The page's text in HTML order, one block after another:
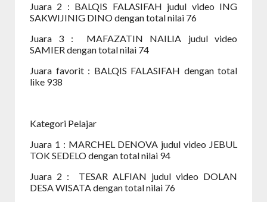
Juara 2 : BALQIS FALASIFAH judul video ING
SAKWIJINIG DINO dengan total nilai 76
Juara 3 :
MAFAZATIN NAILIA judul video
SAMIER dengan total nilai 74
Juara favorit : BALQIS FALASIFAH dengan total
like 938
Kategori Pelajar
Juara 1 : MARCHEL DENOVA judul video JEBUL
TOK SEDELO dengan total nilai 94
Juara 2 :
TESAR ALFIAN judul video DOLAN
DESA WISATA dengan total nilai 76